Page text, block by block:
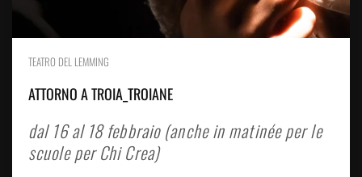
TEATRO DEL LEMMING
ATTORNO A TROIA_TROIANE
dal 16 al 18 febbraio (anche in matinée per le
scuole per Chi Crea)